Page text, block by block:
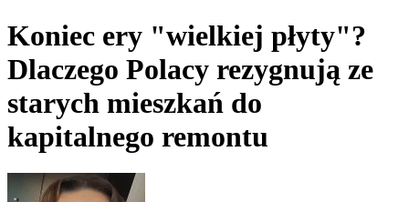
Koniec ery "wielkiej płyty"?
Dlaczego Polacy rezygnują ze
starych mieszkań do
kapitalnego remontu